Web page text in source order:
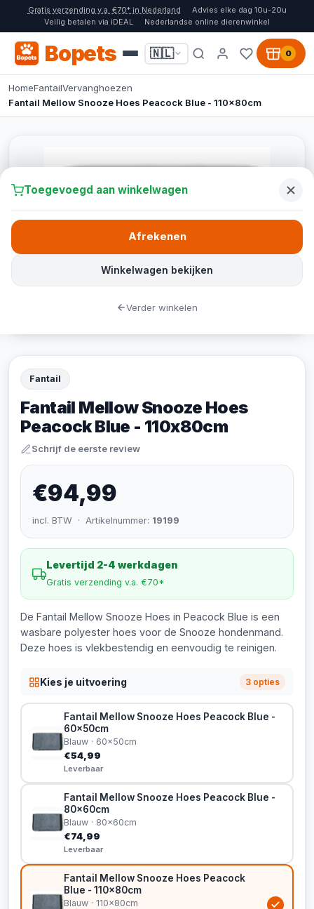
Gratis verzending v.a. €70* in Nederland
Advies elke dag 10u-20u
Veilig betalen via iDEAL
Nederlandse online dierenwinkel
Bopets 🇳🇱 0
HomeFantailVervanghoezen
Fantail Mellow Snooze Hoes Peacock Blue - 110x80cm
Fantail
Fantail Mellow Snooze Hoes
Peacock Blue - 110x80cm
Schrijf de eerste review
€94,99
incl. BTW · Artikelnummer: 19199
Levertijd 2-4 werkdagen
Gratis verzending v.a. €70*
De Fantail Mellow Snooze Hoes in Peacock Blue is een
wasbare polyester hoes voor de Snooze hondenmand.
Deze hoes is vlekbestendig en eenvoudig te reinigen.
Kies je uitvoering 3 opties
Fantail Mellow Snooze Hoes Peacock Blue -
60x50cm
Blauw · 60x50cm
€54,99
Leverbaar
Fantail Mellow Snooze Hoes Peacock Blue -
80x60cm
Blauw · 80x60cm
€74,99
Leverbaar
Fantail Mellow Snooze Hoes Peacock
Blue - 110x80cm
Blauw · 110x80cm
Toegevoegd aan winkelwagen
Winkelwagen bekijken
Afrekenen
Verder winkelen